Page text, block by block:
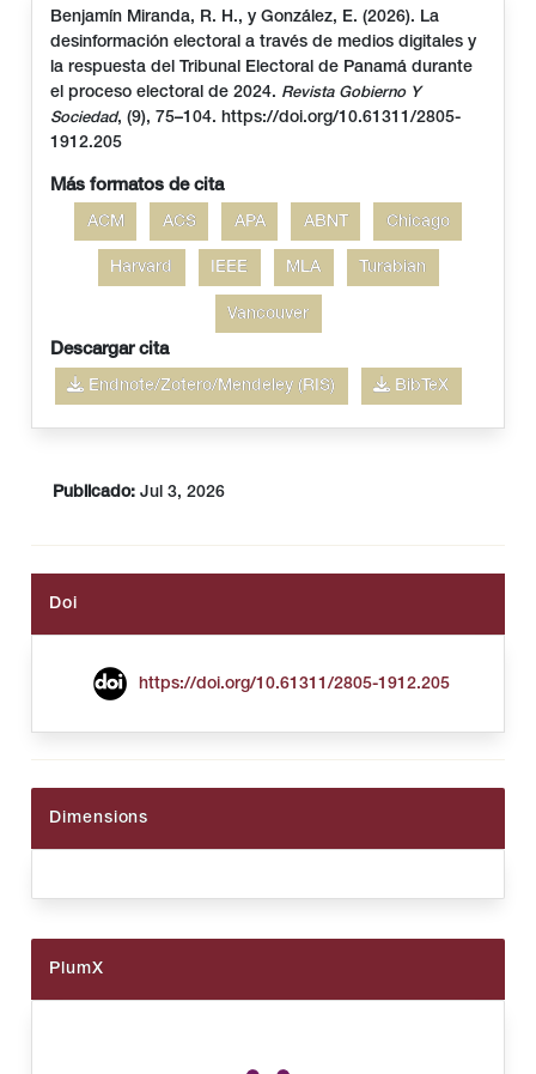
Benjamín Miranda, R. H., y González, E. (2026). La
desinformación electoral a través de medios digitales y
la respuesta del Tribunal Electoral de Panamá durante
el proceso electoral de 2024. Revista Gobierno Y
Sociedad, (9), 75–104. https://doi.org/10.61311/2805-
1912.205
Más formatos de cita
ACM ACS APA ABNT Chicago
Harvard IEEE MLA Turabian
Vancouver
Descargar cita
Endnote/Zotero/Mendeley (RIS) BibTeX
Publicado:Jul 3, 2026
Doi
https://doi.org/10.61311/2805-1912.205
Dimensions
PlumX